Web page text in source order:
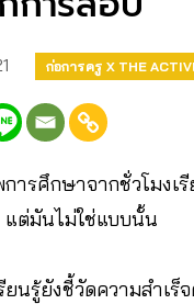
ก่อการครู X THE
รศึกษาจากชั่วโมงเรี
แต่มันไม่ใช่แบบนั้น
ยนรู้ยังชี้วัดความสำเร็